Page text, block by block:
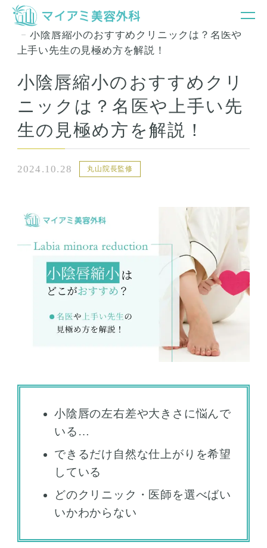
銀座マイアミ美容外科TOP
小陰唇縮小のおすすめクリニックは？名医や
上手い先生の見極め方を解説！
小陰唇縮小のおすすめクリ
ニックは？名医や上手い先
生の見極め方を解説！
2024.10.28 丸山院長監修
小陰唇の左右差や大きさに悩んで
いる…
できるだけ自然な仕上がりを希望
している
どのクリニック・医師を選べばい
いかわからない